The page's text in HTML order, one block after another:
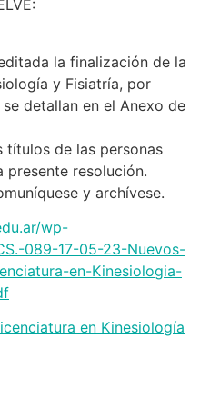
la finalización de la
y Fisiatría, por
detallan en el Anexo de
títulos de las personas
presente resolución.
y archívese.
wp-
089-17-05-23-Nuevos-
en-Kinesiologia-
en Kinesiología